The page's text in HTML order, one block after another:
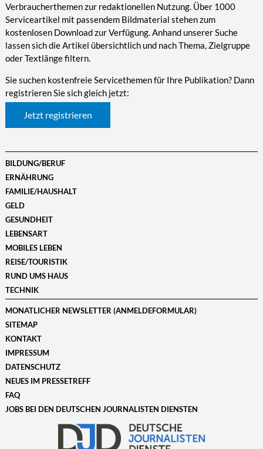
Verbraucherthemen zur redaktionellen Nutzung. Über 1000
Serviceartikel mit passendem Bildmaterial stehen zum
kostenlosen Download zur Verfügung. Anhand unserer Suche
lassen sich die Artikel übersichtlich und nach Thema, Zielgruppe
oder Textlänge filtern.
Sie suchen kostenfreie Servicethemen für Ihre Publikation? Dann
registrieren Sie sich gleich jetzt:
Jetzt registrieren
BILDUNG/BERUF
ERNÄHRUNG
FAMILIE/HAUSHALT
GELD
GESUNDHEIT
LEBENSART
MOBILES LEBEN
REISE/TOURISTIK
RUND UMS HAUS
TECHNIK
MONATLICHER NEWSLETTER (ANMELDEFORMULAR)
SITEMAP
KONTAKT
IMPRESSUM
DATENSCHUTZ
NEUES IM PRESSETREFF
FAQ
JOBS BEI DEN DEUTSCHEN JOURNALISTEN DIENSTEN